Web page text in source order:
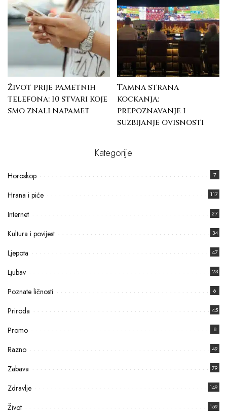
Život prije pametnih
telefona: 10 stvari koje
smo znali napamet
Tamna strana
kockanja:
prepoznavanje i
suzbijanje ovisnosti
Kategorije
Horoskop 7
Hrana i piće 117
Internet 27
Kultura i povijest 34
Ljepota 47
Ljubav 23
Poznate ličnosti 6
Priroda 45
Promo 8
Razno 49
Zabava 79
Zdravlje 149
Život 159